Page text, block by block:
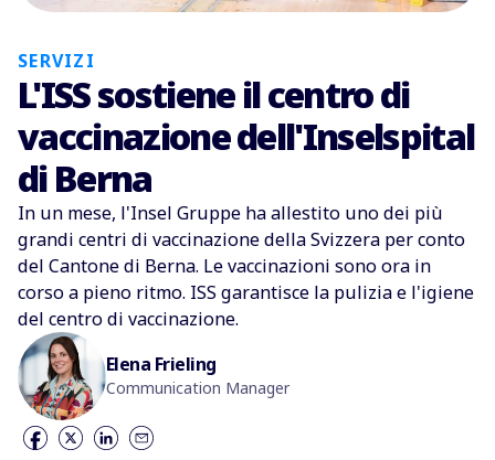
SERVIZI
L'ISS sostiene il centro di
vaccinazione dell'Inselspital
di Berna
In un mese, l'Insel Gruppe ha allestito uno dei più
grandi centri di vaccinazione della Svizzera per conto
del Cantone di Berna. Le vaccinazioni sono ora in
corso a pieno ritmo. ISS garantisce la pulizia e l'igiene
del centro di vaccinazione.
Elena Frieling
Communication Manager